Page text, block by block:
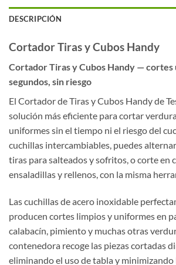
DESCRIPCIÓN
Cortador Tiras y Cubos Handy
Cortador Tiras y Cubos Handy — cortes
segundos, sin riesgo
El Cortador de Tiras y Cubos Handy de
solución más eficiente para cortar
uniformes sin el tiempo ni el riesgo del
cuchillas intercambiables, puedes
tiras para salteados y sofritos, o corte en
ensaladillas y rellenos, con la misma
Las cuchillas de acero inoxidable
producen cortes limpios y uniformes en
calabacín, pimiento y muchas otras
contenedora recoge las piezas cortadas
eliminando el uso de tabla y minimizando